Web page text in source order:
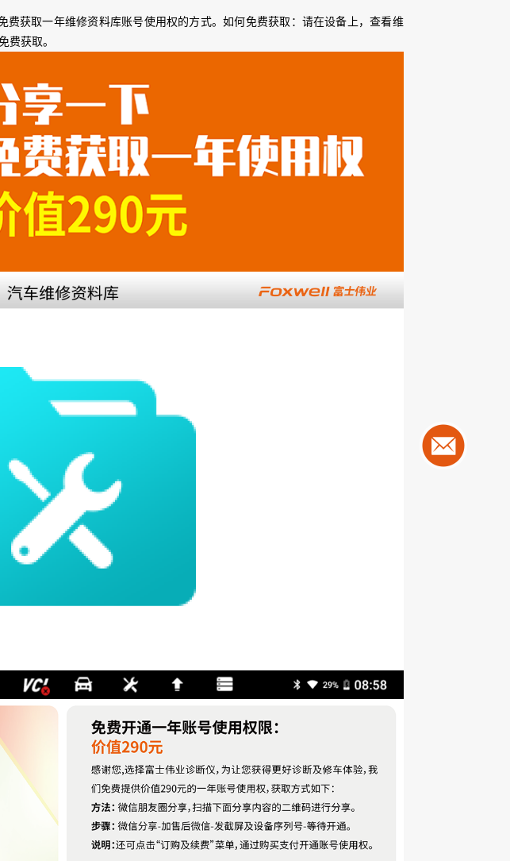
费获取一年维修资料库账号使用权的方式。如何免费获取：请在设备上，查看维
费获取。